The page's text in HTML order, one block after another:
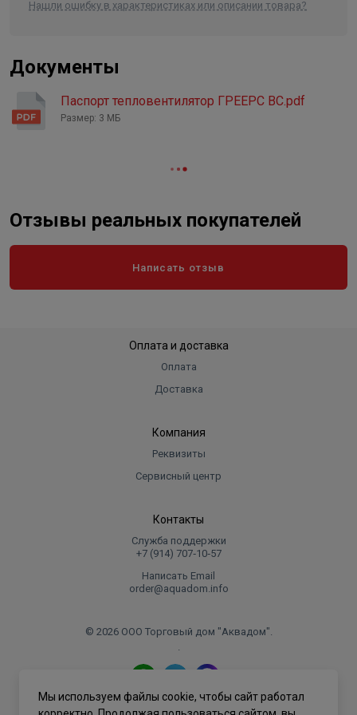
Вес в упаковке, кг 15.000
Ширина
0.157822
Нашли ошибку в характеристиках или описании товара?
Документы
Паспорт тепловентилятор ГРЕЕРС ВС.pdf
Размер: 3 МБ
Отзывы реальных покупателей
Написать отзыв
Оплата и доставка
Оплата
Доставка
Компания
Реквизиты
Сервисный центр
Контакты
Служба поддержки
+7 (914) 707‑10‑57
Написать Email
order@aquadom.info
© 2026 ООО Торговый дом "Аквадом".
.
Политика конфиденциальности
Мы используем файлы cookie, чтобы сайт работал